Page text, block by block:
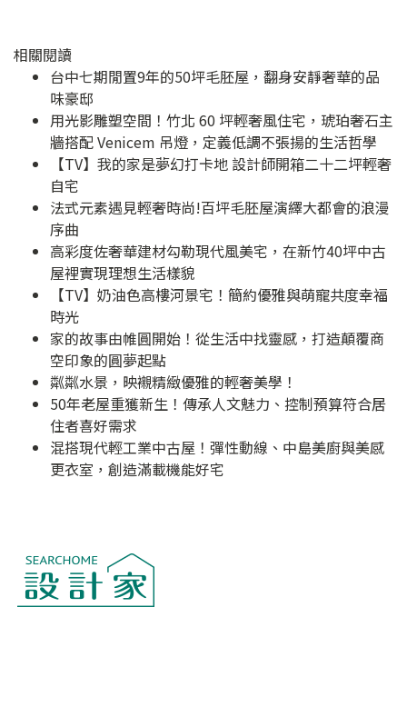
相關閱讀
台中七期閒置9年的50坪毛胚屋，翻身安靜奢華的品
味豪邸
用光影雕塑空間！竹北 60 坪輕奢風住宅，琥珀奢石主
牆搭配 Venicem 吊燈，定義低調不張揚的生活哲學
【TV】我的家是夢幻打卡地 設計師開箱二十二坪輕奢
自宅
法式元素遇見輕奢時尚!百坪毛胚屋演繹大都會的浪漫
序曲
高彩度佐奢華建材勾勒現代風美宅，在新竹40坪中古
屋裡實現理想生活樣貌
【TV】奶油色高樓河景宅！簡約優雅與萌寵共度幸福
時光
家的故事由帷圓開始！從生活中找靈感，打造顛覆商
空印象的圓夢起點
粼粼水景，映襯精緻優雅的輕奢美學！
50年老屋重獲新生！傳承人文魅力、控制預算符合居
住者喜好需求
混搭現代輕工業中古屋！彈性動線、中島美廚與美感
更衣室，創造滿載機能好宅